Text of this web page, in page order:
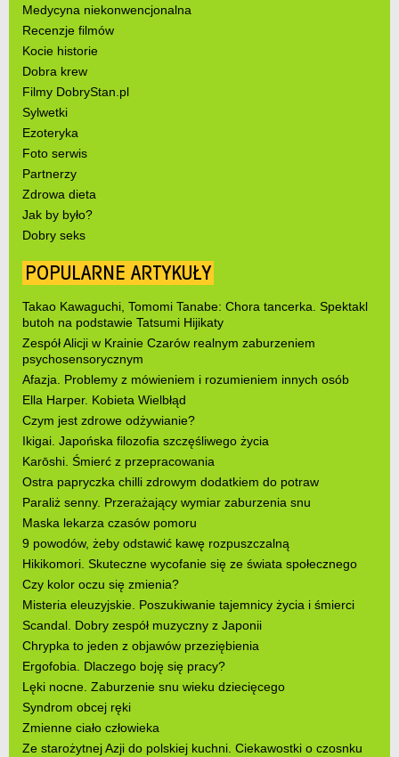
Medycyna niekonwencjonalna
Recenzje filmów
Kocie historie
Dobra krew
Filmy DobryStan.pl
Sylwetki
Ezoteryka
Foto serwis
Partnerzy
Zdrowa dieta
Jak by było?
Dobry seks
POPULARNE ARTYKUŁY
Takao Kawaguchi, Tomomi Tanabe: Chora tancerka. Spektakl
butoh na podstawie Tatsumi Hijikaty
Zespół Alicji w Krainie Czarów realnym zaburzeniem
psychosensorycznym
Afazja. Problemy z mówieniem i rozumieniem innych osób
Ella Harper. Kobieta Wielbłąd
Czym jest zdrowe odżywianie?
Ikigai. Japońska filozofia szczęśliwego życia
Karōshi. Śmierć z przepracowania
Ostra papryczka chilli zdrowym dodatkiem do potraw
Paraliż senny. Przerażający wymiar zaburzenia snu
Maska lekarza czasów pomoru
9 powodów, żeby odstawić kawę rozpuszczalną
Hikikomori. Skuteczne wycofanie się ze świata społecznego
Czy kolor oczu się zmienia?
Misteria eleuzyjskie. Poszukiwanie tajemnicy życia i śmierci
Scandal. Dobry zespół muzyczny z Japonii
Chrypka to jeden z objawów przeziębienia
Ergofobia. Dlaczego boję się pracy?
Lęki nocne. Zaburzenie snu wieku dziecięcego
Syndrom obcej ręki
Zmienne ciało człowieka
Ze starożytnej Azji do polskiej kuchni. Ciekawostki o czosnku